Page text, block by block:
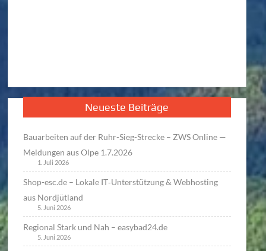
Neueste Beiträge
Bauarbeiten auf der Ruhr-Sieg-Strecke – ZWS Online —
Meldungen aus Olpe 1.7.2026
1. Juli 2026
Shop-esc.de – Lokale IT‑Unterstützung & Webhosting
aus Nordjütland
5. Juni 2026
Regional Stark und Nah – easybad24.de
5. Juni 2026